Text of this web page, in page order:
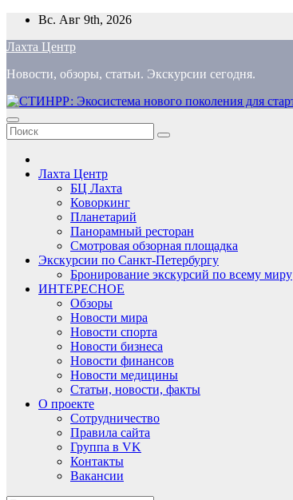
Перейти
содержимому
Вс. Авг 9th, 2026
Лахта Центр
Новости, обзоры, статьи. Экскурсии сегодня.
Лахта Центр
БЦ Лахта
Коворкинг
Планетарий
Панорамный ресторан
Смотровая обзорная площадка
Экскурсии по Санкт-Петербургу
Бронирование экскурсий по всему миру
ИНТЕРЕСНОЕ
Обзоры
Новости мира
Новости спорта
Новости бизнеса
Новости финансов
Новости медицины
Статьи, новости, факты
О проекте
Сотрудничество
Правила сайта
Группа в VK
Контакты
Вакансии